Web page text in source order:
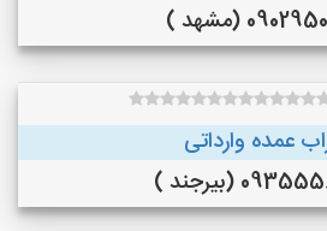
(مشهد )
عمده وارداتی
(بیرجند )